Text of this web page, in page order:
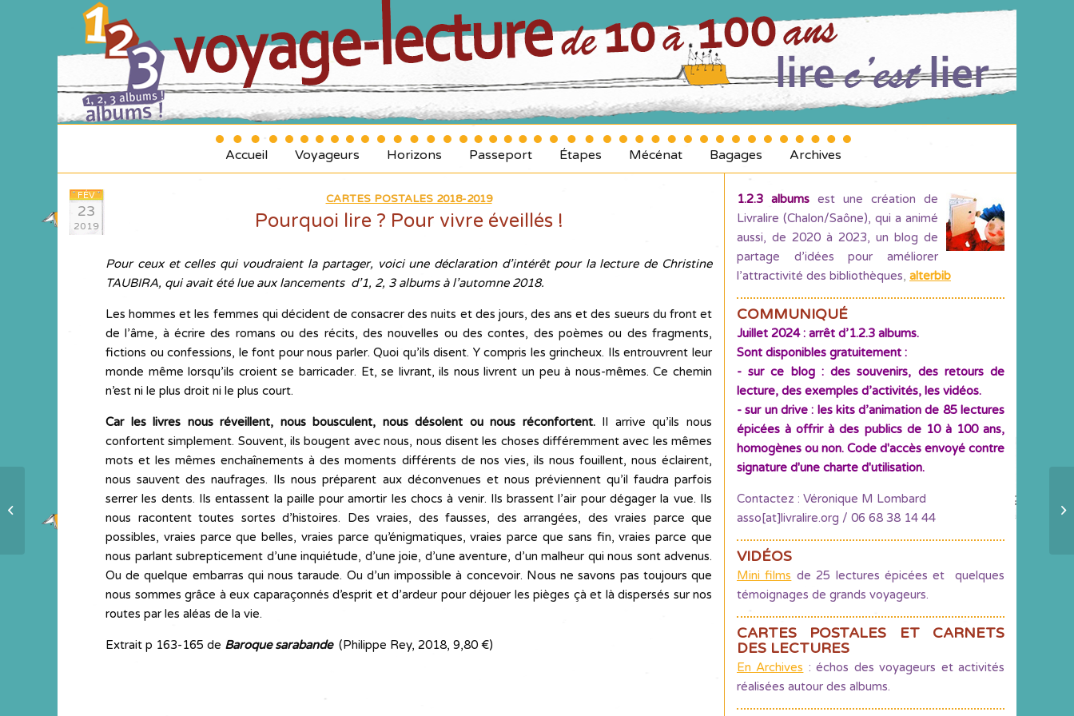
Accueil Voyageurs Horizons Passeport Étapes Mécénat Bagages Archives
FÉV
23
2019
CARTES POSTALES 2018-2019
Pourquoi lire ? Pour vivre éveillés !
Pour ceux et celles qui voudraient la partager, voici une déclaration d’intérêt pour la lecture de Christine
TAUBIRA, qui avait été lue aux lancements d’1, 2, 3 albums à l’automne 2018.
Les hommes et les femmes qui décident de consacrer des nuits et des jours, des ans et des sueurs du front et
de l’âme, à écrire des romans ou des récits, des nouvelles ou des contes, des poèmes ou des fragments,
fictions ou confessions, le font pour nous parler. Quoi qu’ils disent. Y compris les grincheux. Ils entrouvrent leur
monde même lorsqu’ils croient se barricader. Et, se livrant, ils nous livrent un peu à nous-mêmes. Ce chemin
n’est ni le plus droit ni le plus court.
Car les livres nous réveillent, nous bousculent, nous désolent ou nous réconfortent. Il arrive qu’ils nous
confortent simplement. Souvent, ils bougent avec nous, nous disent les choses différemment avec les mêmes
mots et les mêmes enchaînements à des moments différents de nos vies, ils nous fouillent, nous éclairent,
nous sauvent des naufrages. Ils nous préparent aux déconvenues et nous préviennent qu’il faudra parfois
serrer les dents. Ils entassent la paille pour amortir les chocs à venir. Ils brassent l’air pour dégager la vue. Ils
nous racontent toutes sortes d’histoires. Des vraies, des fausses, des arrangées, des vraies parce que
possibles, vraies parce que belles, vraies parce qu’énigmatiques, vraies parce que sans fin, vraies parce que
nous parlant subrepticement d’une inquiétude, d’une joie, d’une aventure, d’un malheur qui nous sont advenus.
Ou de quelque embarras qui nous taraude. Ou d’un impossible à concevoir. Nous ne savons pas toujours que
nous sommes grâce à eux caparaçonnés d’esprit et d’ardeur pour déjouer les pièges çà et là dispersés sur nos
routes par les aléas de la vie.
Extrait p 163-165 de Baroque sarabande (Philippe Rey, 2018, 9,80 €)
1.2.3 albums est une création de
Livralire (Chalon/Saône), qui a animé
aussi, de 2020 à 2023, un blog de
partage d’idées pour améliorer
l’attractivité des bibliothèques, alterbib
COMMUNIQUÉ
Juillet 2024 : arrêt d’1.2.3 albums.
Sont disponibles gratuitement :
- sur ce blog : des souvenirs, des retours de
lecture, des exemples d’activités, les vidéos.
- sur un drive : les kits d’animation de 85 lectures
épicées à offrir à des publics de 10 à 100 ans,
homogènes ou non. Code d'accès envoyé contre
signature d'une charte d'utilisation.
Contactez : Véronique M Lombard
asso[at]livralire.org / 06 68 38 14 44
VIDÉOS
Mini films de 25 lectures épicées et quelques
témoignages de grands voyageurs.
CARTES POSTALES ET CARNETS
DES LECTURES
En Archives : échos des voyageurs et activités
réalisées autour des albums.
IDClic 7 : s’associer avec un
professeur d’histoire